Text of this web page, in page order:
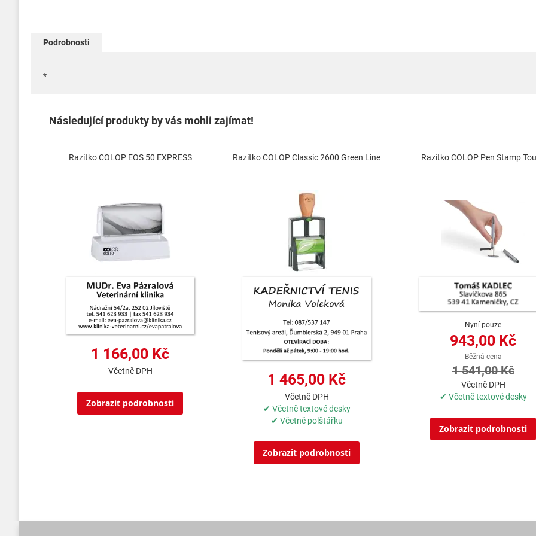
Podrobnosti
*
Následující produkty by vás mohli zajímat!
Razítko COLOP EOS 50 EXPRESS
1 166,00 Kč
Včetně DPH
Zobrazit podrobnosti
Razítko COLOP Classic 2600 Green Line
1 465,00 Kč
Včetně DPH
✔ Včetně textové desky
✔ Včetně polštářku
Zobrazit podrobnosti
Razítko COLOP Pen Stamp
Nyní pouze
943,00 Kč
Běžná cena
1 541,00 Kč
Včetně DPH
✔ Včetně textové desky
Zobrazit podrobnosti